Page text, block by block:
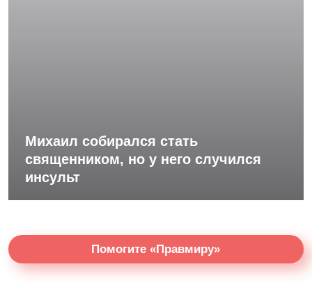
Михаил собирался стать
священником, но у него случился
инсульт
Помогите «Правмиру»